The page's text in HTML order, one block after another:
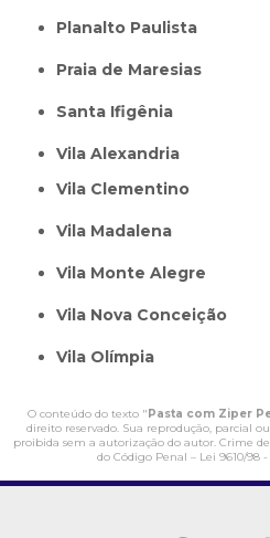
Planalto Paulista
Praia de Maresias
Santa Ifigênia
Vila Alexandria
Vila Clementino
Vila Madalena
Vila Monte Alegre
Vila Nova Conceição
Vila Olímpia
O conteúdo do texto "Pasta com Ziper
direito reservado. Sua reprodução, parcial
proibida sem a autorização do autor. Crime
do Código Penal – Lei 9610/98